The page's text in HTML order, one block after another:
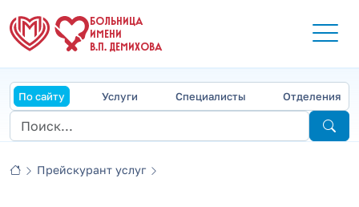
БОЛЬНИЦА
ИМЕНИ
В.П. ДЕМИХОВА
По сайту Услуги Специалисты Отделения
Прейскурант услуг